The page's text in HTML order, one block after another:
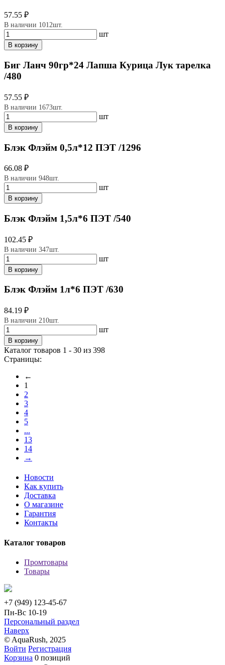
57.55 ₽
В наличии 1012шт.
шт
В корзину
Биг Ланч 90гр*24 Лапша Курица Лук тарелка
/480
57.55 ₽
В наличии 1673шт.
шт
В корзину
Блэк Флэйм 0,5л*12 ПЭТ /1296
66.08 ₽
В наличии 948шт.
шт
В корзину
Блэк Флэйм 1,5л*6 ПЭТ /540
102.45 ₽
В наличии 347шт.
шт
В корзину
Блэк Флэйм 1л*6 ПЭТ /630
84.19 ₽
В наличии 210шт.
шт
В корзину
Каталог товаров 1 - 30 из 398
Страницы:
←
1
2
3
4
5
...
13
14
→
Новости
Как купить
Доставка
О магазине
Гарантия
Контакты
Каталог товаров
Промтовары
Товары
+7 (949) 123-45-67
Пн-Вс 10-19
Персональный раздел
Наверх
© AquaRush, 2025
Войти Регистрация
Корзина 0 позиций